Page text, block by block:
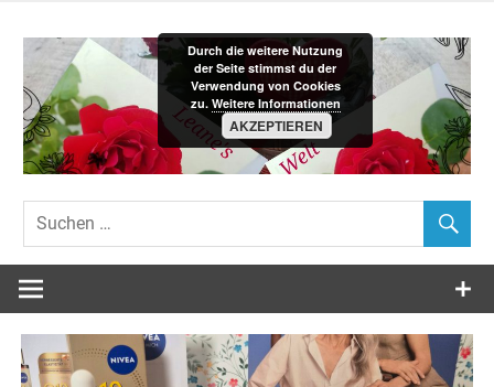
Inhalt
springen
Leane´s-
Welt
Durch die weitere Nutzung
der Seite stimmst du der
Verwendung von Cookies
zu. Weitere Informationen
AKZEPTIEREN